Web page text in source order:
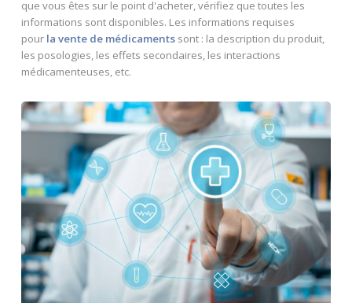
que vous êtes sur le point d'acheter, vérifiez que toutes les
informations sont disponibles. Les informations requises
pour la vente de médicamentssont : la description du produit,
les posologies, les effets secondaires, les interactions
médicamenteuses, etc.